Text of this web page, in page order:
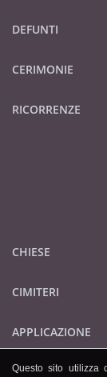
DEFUNTI
CERIMONIE
RICORRENZE
CHIESE
CIMITERI
APPLICAZIONE
Questo sito utilizza